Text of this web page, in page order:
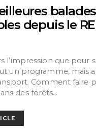
balades
depuis le
l’impression que pour
un programme, mais
Comment faire
des forêts…